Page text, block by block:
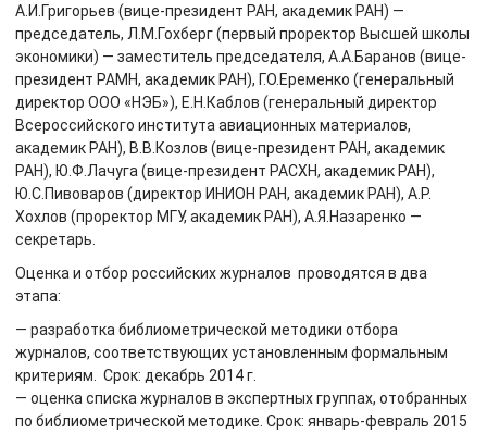
А.И.Григорьев (вице-президент РАН, академик РАН) —
председатель, Л.М.Гохберг (первый проректор Высшей школы
экономики) — заместитель председателя, А.А.Баранов (вице-
президент РАМН, академик РАН), Г.О.Еременко (генеральный
директор ООО «НЭБ»), Е.Н.Каблов (генеральный директор
Всероссийского института авиационных материалов,
академик РАН), В.В.Козлов (вице-президент РАН, академик
РАН), Ю.Ф.Лачуга (вице-президент РАСХН, академик РАН),
Ю.С.Пивоваров (директор ИНИОН РАН, академик РАН), А.Р.
Хохлов (проректор МГУ, академик РАН), А.Я.Назаренко —
секретарь.
Оценка и отбор российских журналов проводятся в два
этапа:
— разработка библиометрической методики отбора
журналов, соответствующих установленным формальным
критериям. Срок: декабрь 2014 г.
— оценка списка журналов в экспертных группах, отобранных
по библиометрической методике. Срок: январь-февраль 2015